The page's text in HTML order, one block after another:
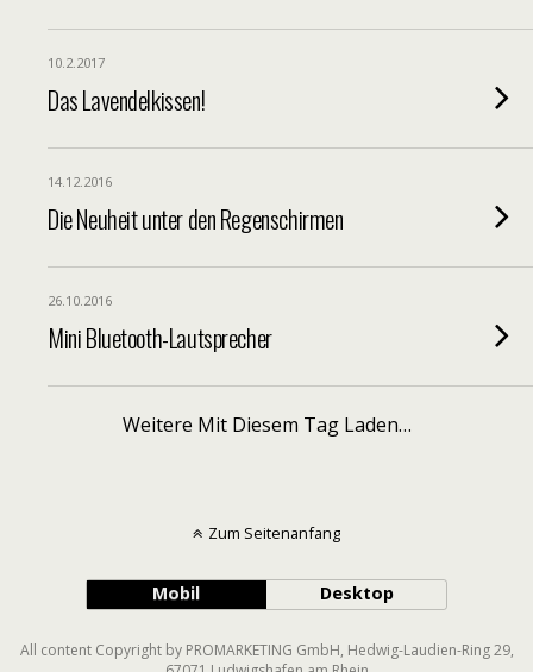
10.2.2017
Das Lavendelkissen!
14.12.2016
Die Neuheit unter den Regenschirmen
26.10.2016
Mini Bluetooth-Lautsprecher
Weitere Mit Diesem Tag Laden…
Zum Seitenanfang
Mobil Desktop
All content Copyright by PROMARKETING GmbH, Hedwig-Laudien-Ring 29,